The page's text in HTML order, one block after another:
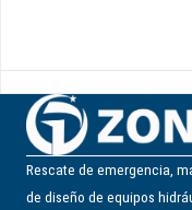
Rescate de emergencia,
de diseño de equipos